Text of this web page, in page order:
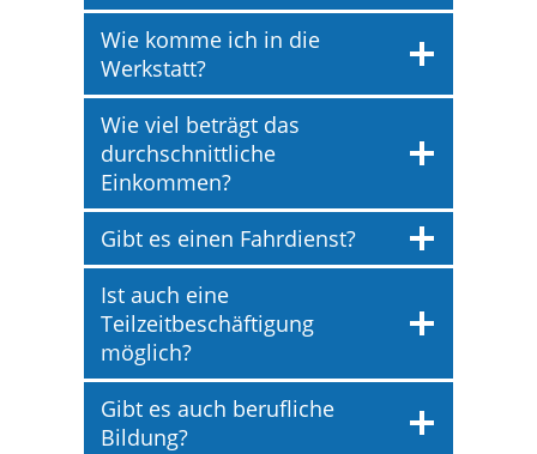
Wie komme ich in die
Werkstatt?
Wie viel beträgt das
durchschnittliche
Einkommen?
Gibt es einen Fahrdienst?
Ist auch eine
Teilzeitbeschäftigung
möglich?
Gibt es auch berufliche
Bildung?